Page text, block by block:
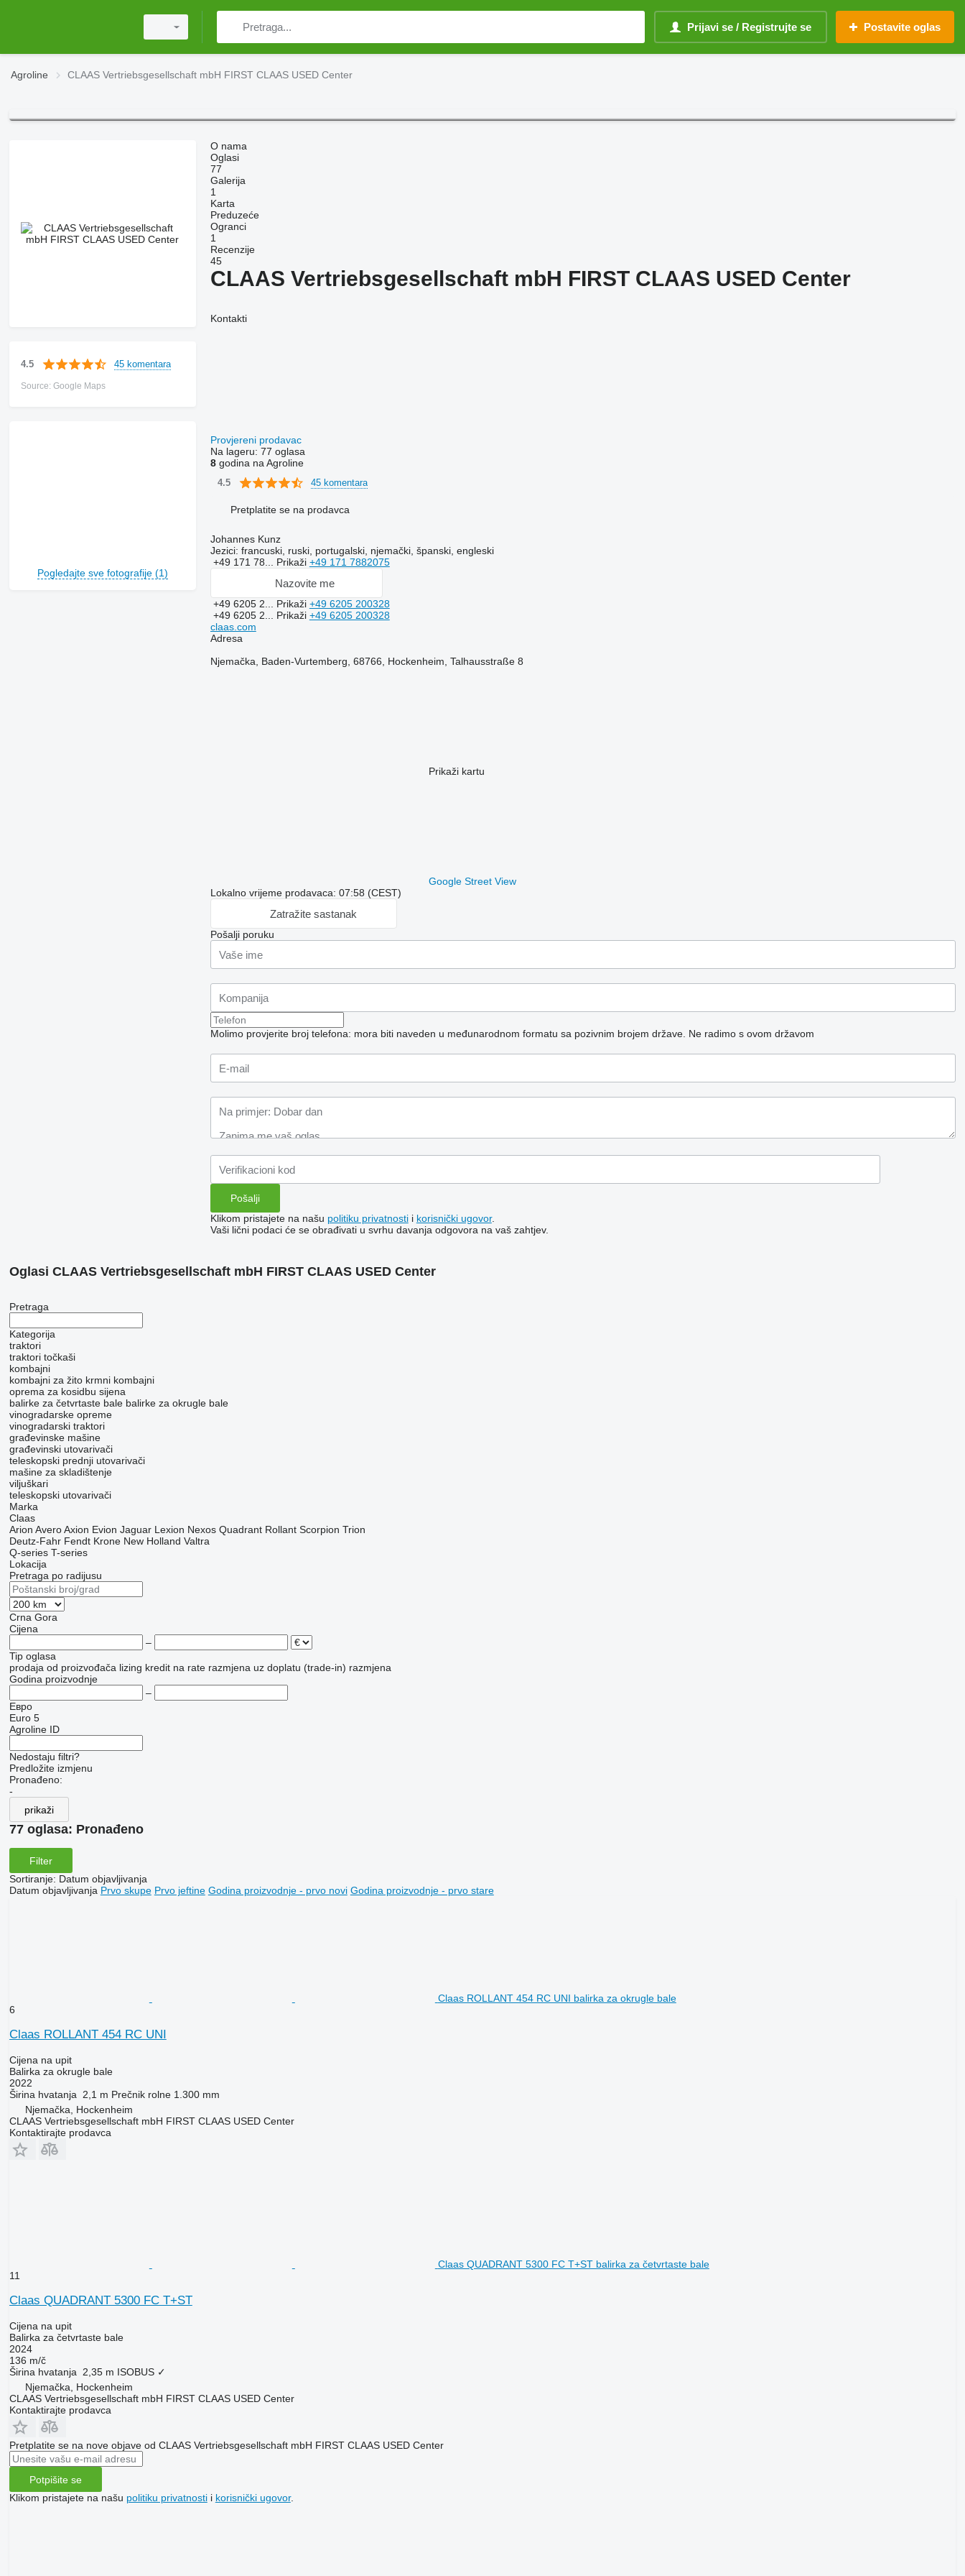
Prijavi se / Registrujte se Postavite oglas
Agroline CLAAS Vertriebsgesellschaft mbH FIRST CLAAS USED Center
4.5 45 komentara
Source: Google Maps
Pogledajte sve fotografije (1)
O nama
Oglasi
77
Galerija
1
Karta
Preduzeće
Ogranci
1
Recenzije
45
CLAAS Vertriebsgesellschaft mbH FIRST CLAAS USED Center
Kontakti
Provjereni prodavac
Na lageru: 77 oglasa
8godina na Agroline
4.5 45 komentara
Pretplatite se na prodavca
Johannes Kunz
Jezici: francuski, ruski, portugalski, njemački, španski, engleski
+49 171 78... Prikaži +49 171 7882075
Nazovite me
+49 6205 2... Prikaži +49 6205 200328
+49 6205 2... Prikaži +49 6205 200328
claas.com
Adresa
Njemačka, Baden-Vurtemberg, 68766, Hockenheim, Talhausstraße 8
Prikaži kartu
Google Street View
Lokalno vrijeme prodavaca: 07:58 (CEST)
Zatražite sastanak
Pošalji poruku
Molimo provjerite broj telefona: mora biti naveden u međunarodnom formatu sa pozivnim brojem države. Ne radimo s ovom državom
Klikom pristajete na našu politiku privatnostii korisnički ugovor.
Vaši lični podaci će se obrađivati ​​u svrhu davanja odgovora na vaš zahtjev.
Oglasi CLAAS Vertriebsgesellschaft mbH FIRST CLAAS USED Center
Pretraga
Kategorija
traktori
traktori točkaši
kombajni
kombajni za žito krmni kombajni
oprema za kosidbu sijena
balirke za četvrtaste bale balirke za okrugle bale
vinogradarske opreme
vinogradarski traktori
građevinske mašine
građevinski utovarivači
teleskopski prednji utovarivači
mašine za skladištenje
viljuškari
teleskopski utovarivači
Marka
Claas
Arion Avero Axion Evion Jaguar Lexion Nexos Quadrant Rollant Scorpion Trion
Deutz-Fahr Fendt Krone New Holland Valtra
Q-series T-series
Lokacija
Pretraga po radijusu
Crna Gora
Cijena
–
Tip oglasa
prodaja od proizvođača lizing kredit na rate razmjena uz doplatu (trade-in) razmjena
Godina proizvodnje
–
Евро
Euro 5
Agroline ID
Nedostaju filtri?
Predložite izmjenu
Pronađeno:
-
prikaži
77 oglasa: Pronađeno
Filter
Sortiranje: Datum objavljivanja
Datum objavljivanja Prvo skupe Prvo jeftine Godina proizvodnje - prvo novi Godina proizvodnje - prvo stare
Claas ROLLANT 454 RC UNI balirka za okrugle bale
6
Claas ROLLANT 454 RC UNI
Cijena na upit
Balirka za okrugle bale
2022
Širina hvatanja
2,1 m Prečnik rolne 1.300 mm
Njemačka, Hockenheim
CLAAS Vertriebsgesellschaft mbH FIRST CLAAS USED Center
Kontaktirajte prodavca
Claas QUADRANT 5300 FC T+ST balirka za četvrtaste bale
11
Claas QUADRANT 5300 FC T+ST
Cijena na upit
Balirka za četvrtaste bale
2024
136 m/č
Širina hvatanja
2,35 m ISOBUS ✓
Njemačka, Hockenheim
CLAAS Vertriebsgesellschaft mbH FIRST CLAAS USED Center
Kontaktirajte prodavca
Pretplatite se na nove objave od CLAAS Vertriebsgesellschaft mbH FIRST CLAAS USED Center
Potpišite se
Klikom pristajete na našu politiku privatnostii korisnički ugovor.